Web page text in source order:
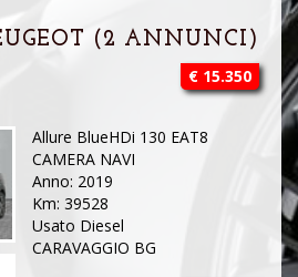
(2 ANNUNCI)
€ 15.350
Allure BlueHDi 130 EAT8
CAMERA NAVI
Anno: 2019
Km: 39528
Usato Diesel
CARAVAGGIO BG